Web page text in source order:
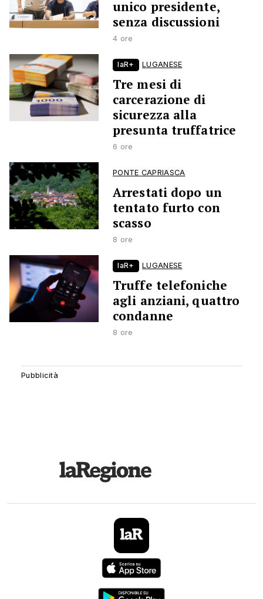
unico presidente,
senza discussioni
4 ore
laR+ LUGANESE
Tre mesi di
carcerazione di
sicurezza alla
presunta truffatrice
6 ore
PONTE CAPRIASCA
Arrestati dopo un
tentato furto con
scasso
8 ore
laR+ LUGANESE
Truffe telefoniche
agli anziani, quattro
condanne
8 ore